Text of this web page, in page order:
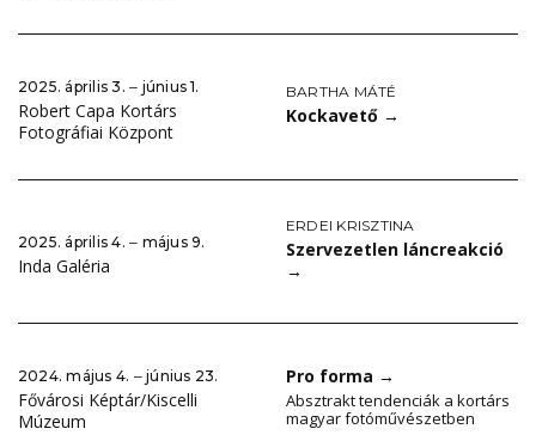
2025. április 3. ‒ június 1.
Robert Capa Kortárs
Fotográfiai Központ
BARTHA MÁTÉ
Kockavető →
2025. április 4. ‒ május 9.
Inda Galéria
ERDEI KRISZTINA
Szervezetlen láncreakció
→
2024. május 4. ‒ június 23.
Fővárosi Képtár/Kiscelli
Múzeum
Pro forma →
Absztrakt tendenciák a kortárs
magyar fotóművészetben